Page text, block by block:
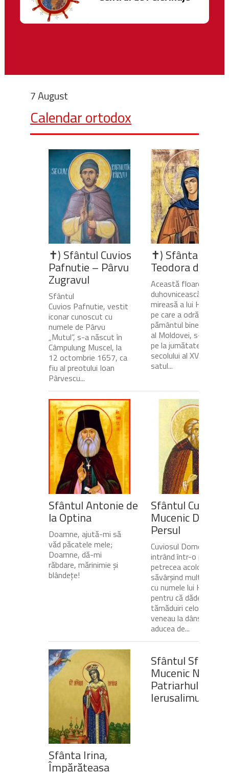
7 August
Calendar ortodox
✝) Sfântul Cuvios
Pafnutie – Pârvu
Zugravul
Sfântul
Cuvios Pafnutie, vestit
iconar cunoscut cu
numele de Pârvu
„Mutul”, s-a născut în
Câmpulung Muscel, la
12 octombrie 1657, ca
fiu al preotului Ioan
Pârvescu...
✝) Sfânta
Teodora de la
Această floare
duhovnicească și
mireasă a lui Hristos,
pe care a odrăslit-o
pământul
al Moldovei, s-a
pe la jumătatea
secolului al XVII-lea, în
satul...
Sfântul Antonie de
la Optina
Doamne, ajută-mi să
văd păcatele mele;
Doamne, dă-mi
răbdare, mărinimie şi
blândeţe!
Sfântul Cuvios
Mucenic
Persul
Cuviosul Dometie
intrând într-o peșteră,
petrecea acolo
săvârșind multe minuni
cu numele lui Hristos,
pentru că dădea
tămăduiri celor ce
veneau la dânsul și îi
aducea de...
Sfânta Irina,
Împărăteasa
Sfântul Sfinţit
Mucenic Narcis,
Patriarhul
Ierusalimului